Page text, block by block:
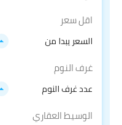
اقل سعر
السعر يبدا من
غرف النوم
عدد غرف النوم
الوسيط العقاري